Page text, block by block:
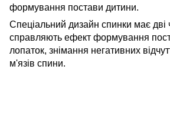
формування постави дитини.
Спеціальний дизайн спинки має дві
справляють ефект формування
лопаток, знімання негативних
м'язів спини.